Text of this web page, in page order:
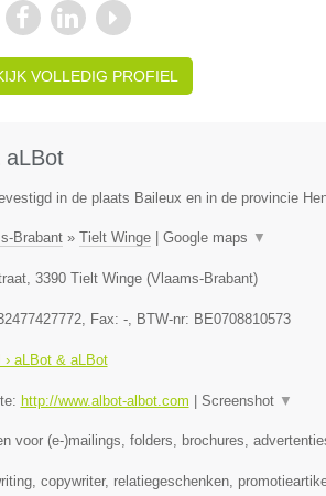
VOLLEDIG PROFIEL
aLBot
in de plaats Baileux en in de provincie
Brabant» Tielt Winge| Google maps ▼
, 3390 Tielt Winge(Vlaams-Brabant)
, Fax: -, BTW-nr: BE0708810573
› aLBot & aLBot
http://www.albot-albot.com Screenshot ▼
voor (e-)mailings, folders, brochures,
copywriter, relatiegeschenken,